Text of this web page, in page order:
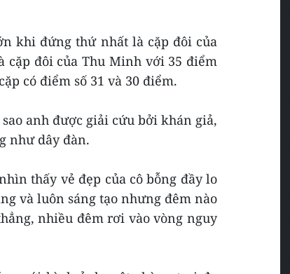
khi đứng thứ nhất là cặp đôi của
cặp đôi của Thu Minh với 35 điểm
có điểm số 31 và 30 điểm.
anh được giải cứu bởi khán giả,
như dây đàn.
thấy vẻ đẹp của cô bỗng đầy lo
và luôn sáng tạo nhưng đêm nào
nhiều đêm rơi vào vòng nguy